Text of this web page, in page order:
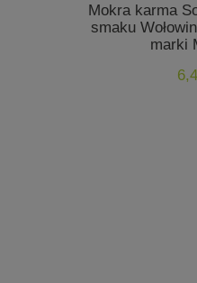
Mokra karma
smaku
marki